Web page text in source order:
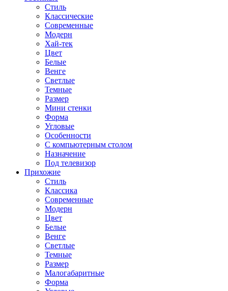
Стиль
Классические
Современные
Модерн
Хай-тек
Цвет
Белые
Венге
Светлые
Темные
Размер
Мини стенки
Форма
Угловые
Особенности
С компьютерным столом
Назначение
Под телевизор
Прихожие
Стиль
Классика
Современные
Модерн
Цвет
Белые
Венге
Светлые
Темные
Размер
Малогабаритные
Форма